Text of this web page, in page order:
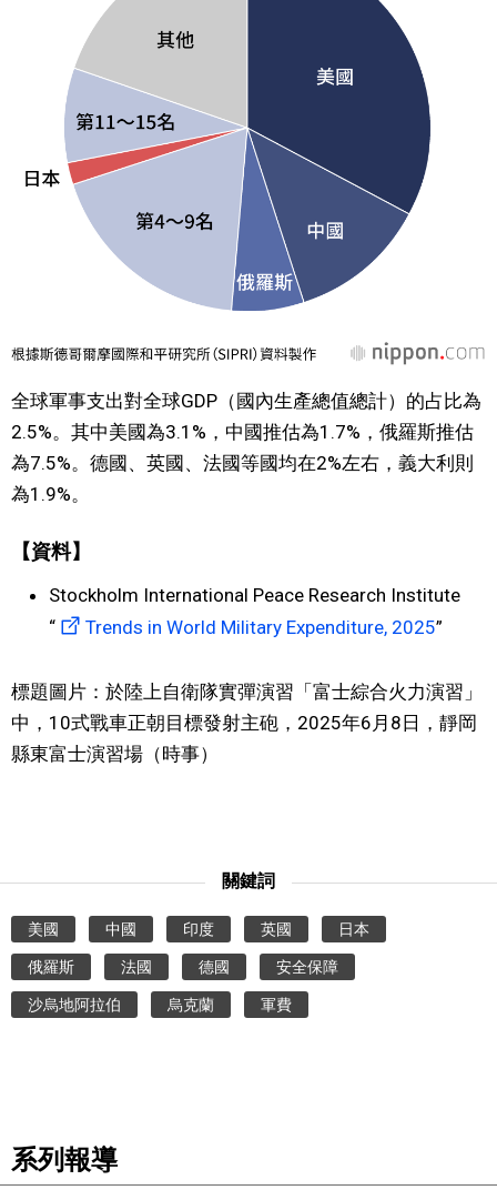
全球軍事支出對全球GDP（國內生產總值總計）的占比為
2.5%。其中美國為3.1%，中國推估為1.7%，俄羅斯推估
為7.5%。德國、英國、法國等國均在2%左右，義大利則
為1.9%。
【資料】
Stockholm International Peace Research Institute
“
Trends in World Military Expenditure, 2025”
標題圖片：於陸上自衛隊實彈演習「富士綜合火力演習」
中，10式戰車正朝目標發射主砲，2025年6月8日，靜岡
縣東富士演習場（時事）
關鍵詞
美國 中國 印度 英國 日本
俄羅斯 法國 德國 安全保障
沙烏地阿拉伯 烏克蘭 軍費
系列報導